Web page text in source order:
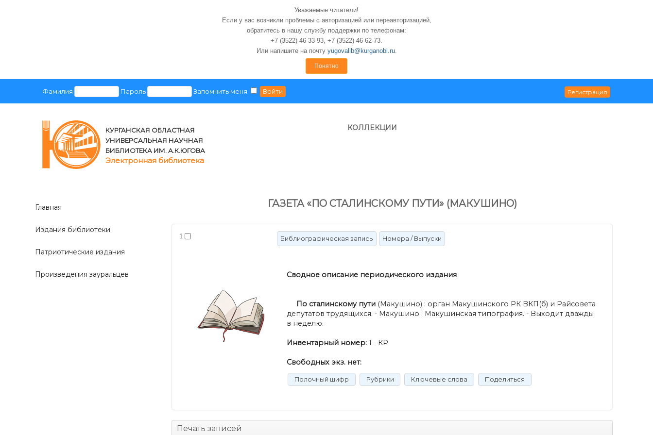
Уважаемые читатели!
Если у вас возникли проблемы с авторизацией или переавторизацией,
обратитесь в нашу службу поддержки по телефонам:
+7 (3522) 46-33-93, +7 (3522) 46-62-73.
Или напишите на почту yugovalib@kurganobl.ru.
Понятно
Фамилия Пароль Запомнить меня
КУРГАНСКАЯ ОБЛАСТНАЯ
УНИВЕРСАЛЬНАЯ НАУЧНАЯ
БИБЛИОТЕКА ИМ. А.К.ЮГОВА
Электронная библиотека
КОЛЛЕКЦИИ
Главная
Издания библиотеки
Патриотические издания
Произведения зауральцев
ГАЗЕТА «ПО СТАЛИНСКОМУ ПУТИ» (МАКУШИНО)
1 Библиографическая запись Номера / Выпуски
Сводное описание периодического издания
По сталинскому пути (Макушино) : орган Макушинского РК ВКП(б) и Райсовета
депутатов трудящихся. - Макушино : Макушинская типография. - Выходит дважды
в неделю.
Инвентарный номер:1 - КР
Свободных экз. нет:
Полочный шифр Рубрики Ключевые слова Поделиться
Печать записей